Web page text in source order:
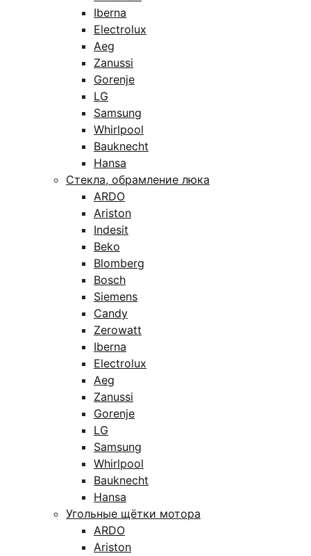
Iberna
Electrolux
Aeg
Zanussi
Gorenje
LG
Samsung
Whirlpool
Bauknecht
Hansa
Стекла, обрамление люка
ARDO
Ariston
Indesit
Beko
Blomberg
Bosch
Siemens
Candy
Zerowatt
Iberna
Electrolux
Aeg
Zanussi
Gorenje
LG
Samsung
Whirlpool
Bauknecht
Hansa
Угольные щётки мотора
ARDO
Ariston